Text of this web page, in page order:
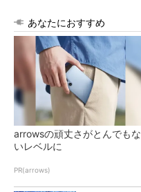
あなたにおすすめ
arrowsの頑丈さがとんでもな
いレベルに
PR(arrows)